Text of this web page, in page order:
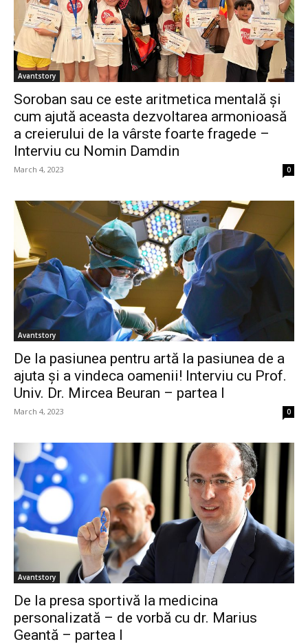
Avantstory
Soroban sau ce este aritmetica mentală și
cum ajută aceasta dezvoltarea armonioasă
a creierului de la vârste foarte fragede –
Interviu cu Nomin Damdin
March 4, 2023 0
Avantstory
De la pasiunea pentru artă la pasiunea de a
ajuta și a vindeca oamenii! Interviu cu Prof.
Univ. Dr. Mircea Beuran – partea I
March 4, 2023 0
Avantstory
De la presa sportivă la medicina
personalizată – de vorbă cu dr. Marius
Geantă – partea I